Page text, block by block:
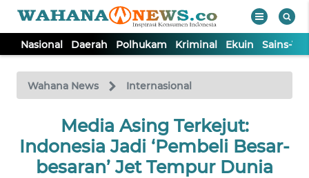
Nasional Daerah Polhukam Kriminal Ekuin Sains-
Wahana News Internasional
Media Asing Terkejut:
Indonesia Jadi ‘Pembeli Besar-
besaran’ Jet Tempur Dunia
TV
Tutup
NASIONAL
DAERAH